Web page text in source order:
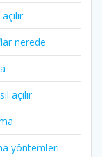
nerede
açılır
yöntemleri